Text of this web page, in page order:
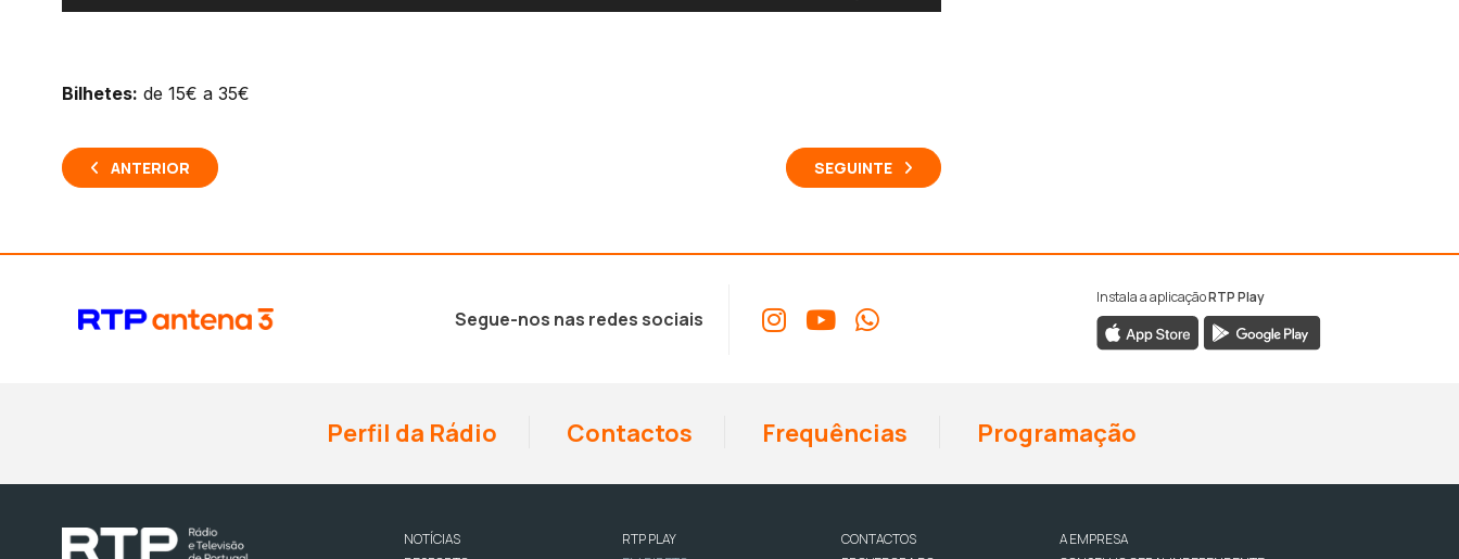
de
as
aumentar
ou
Bilhetes: de 15€ a 35€
ANTERIOR SEGUINTE
Segue-nos nas redes sociais
Instala a aplicaçãoRTP Play
Perfil da Rádio Contactos Frequências Programação
NOTÍCIAS
RTP PLAY
CONTACTOS
A EMPRESA